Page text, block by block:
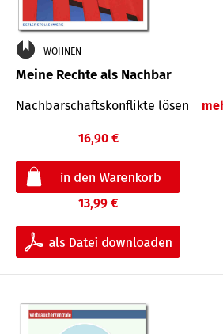
WOHNEN
Meine Rechte als Nachbar
Nach­bar­schafts­konflikte lösen
16,90 €
13,99 €